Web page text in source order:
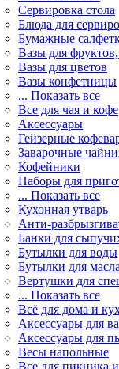
Сервировка стола
Блюда для
Бумажные
Вазы для
Вазы для цветов
Вазы конфетницы
... Показать все
Все для чая и кофе
Аксессуары
Гейзерные
Заварочные
Кофейники
Наборы для
... Показать все
Кухонная утварь
Анти-
Банки для
Бутылки для воды
Бутылки для
Вертушки для
... Показать все
Всё для дома и
Аксессуары для
Аксессуары для
Весы напольные
Все для пикника